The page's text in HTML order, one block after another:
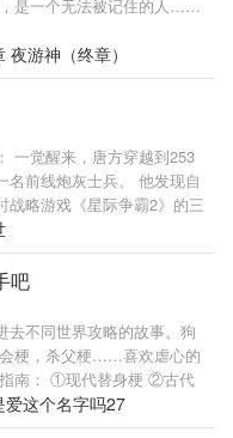
妃？怕什么，那个太监才
是说好了是太监吗？让我
人魅惑一笑：“娘子，我有
主是丧尸啊，正好啊，老娘
不是，丧尸不应该是死人
活他？死人怎么复活？男
就能复活！” 等一下，我怎
的是同一个人？系统酒
啊！”男人迈步向苏墨走来，
世界做的事为师都记得哦！”
是一个无法被记住的人……
游神（终章）
一觉醒来，唐方穿越到253
名前线炮灰士兵。 他发现自
战略游戏《星际争霸2》的三
的是，他能够召唤游戏空间
；巢虫领主，雷兽…… 人
舰…… 神族；黑暗圣堂武
领他的三族舰队，震烁星
期求收藏，推荐。 ...
吧
去不同世界攻略的故事。狗
梗，杀父梗……喜欢虐心的
南： ①现代替身梗 ②古代
代师徒梗 ⑤现代重生梗 ⑥
……注明：第370~411章不
这个名字吗27